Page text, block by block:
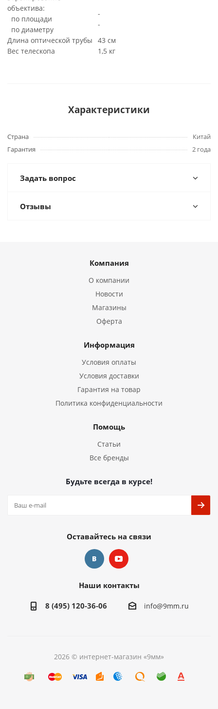
объектива:
по площади
по диаметру
-
-
Длина оптической трубы
43 см
Вес телескопа
1,5 кг
Характеристики
Страна
Китай
Гарантия
2 года
Задать вопрос
Отзывы
Компания
О компании
Новости
Магазины
Оферта
Информация
Условия оплаты
Условия доставки
Гарантия на товар
Политика конфиденциальности
Помощь
Статьи
Все бренды
Будьте всегда в курсе!
Оставайтесь на связи
Наши контакты
8 (495) 120-36-06 info@9mm.ru
2026 © интернет-магазин «9мм»